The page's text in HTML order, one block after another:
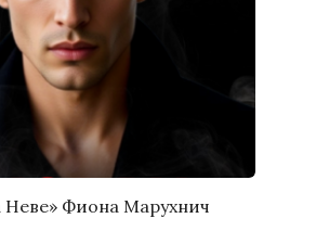
Неве» Фиона Марухнич